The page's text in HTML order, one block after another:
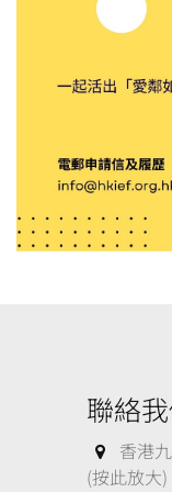
聯絡
香港
(按此放大)